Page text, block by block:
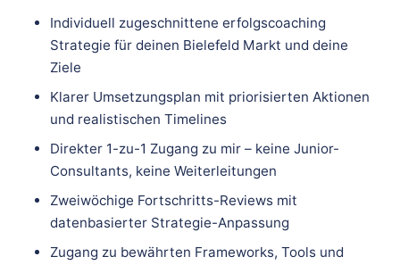
Individuell zugeschnittene erfolgscoaching
Strategie für deinen Bielefeld Markt und deine
Ziele
Klarer Umsetzungsplan mit priorisierten Aktionen
und realistischen Timelines
Direkter 1-zu-1 Zugang zu mir – keine Junior-
Consultants, keine Weiterleitungen
Zweiwöchige Fortschritts-Reviews mit
datenbasierter Strategie-Anpassung
Zugang zu bewährten Frameworks, Tools und